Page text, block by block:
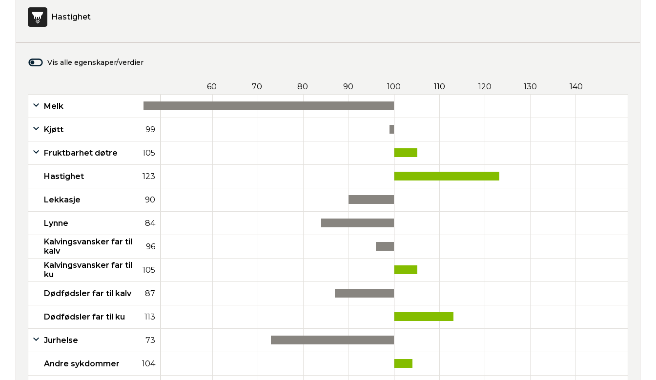
Hastighet
Vis alle egenskaper/verdier
60 70 80 90 100 110 120 130 140
Melk
Kjøtt 99
Fruktbarhet døtre 105
Hastighet 123
Lekkasje 90
Lynne 84
Kalvingsvansker far til
kalv
96
Kalvingsvansker far til
ku
105
Dødfødsler far til kalv 87
Dødfødsler far til ku 113
Jurhelse 73
Andre sykdommer 104